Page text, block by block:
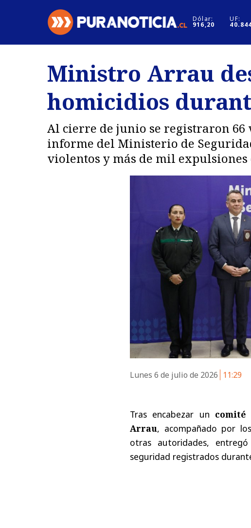
Dólar:
916,20
UF:
Regiones
Deportes
Internacional
Motores
Ministro Arrau
homicidios
Al cierre de junio se registraron 66
informe del Ministerio de
violentos y más de mil expulsiones
Lunes 6 de julio de 2026 11:29
Tras encabezar un comité
Arrau, acompañado por
otras autoridades,
seguridad registrados